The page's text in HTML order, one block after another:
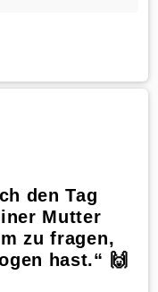
den Tag
Mutter
zu fragen,
hast.“ 🙌